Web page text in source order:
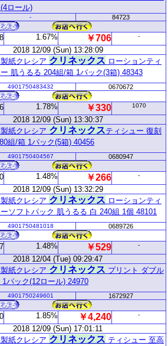
ロール)
- 84723
1.67% ￥706 -
2018 12/09 (Sun) 13:28:09
製紙クレシア クリネックス ローションティ
肌うるる 204組/箱 1パック(3箱) 48343
4901750483432 0670672
1.78% ￥330 1070
2018 12/09 (Sun) 13:30:37
製紙クレシア クリネックスティシュー 復刻
組/箱 1パック(5箱) 40456
4901750404567 0680947
1.48% ￥266 -
2018 12/09 (Sun) 13:32:29
製紙クレシア クリネックス ローションティ
ソフトパック 肌うるる 白 240組 1個 48101
4901750481018 0689726
1.48% ￥529 -
2018 12/04 (Tue) 09:29:47
製紙クレシア クリネックス プリント ダブル
1パック(12ロール) 24970
4901750249601 1672927
1.85% ￥4,240 -
2018 12/09 (Sun) 17:01:11
製紙クレシア クリネックス ティシュー 至高